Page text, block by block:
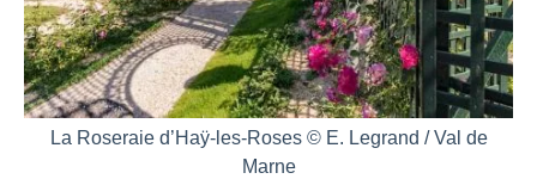
La Roseraie d’Haÿ-les-Roses © E. Legrand / Val de
Marne